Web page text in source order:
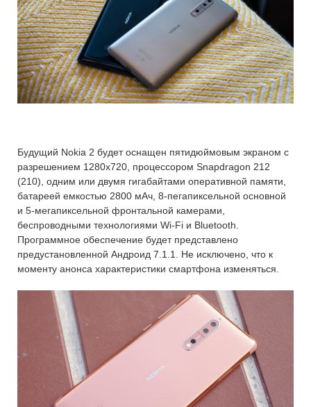
Будущий Nokia 2 будет оснащен пятидюймовым экраном с
разрешением 1280х720, процессором Snapdragon 212
(210), одним или двумя гигабайтами оперативной памяти,
батареей емкостью 2800 мАч, 8-пегапиксельной основной
и 5-мегапиксельной фронтальной камерами,
беспроводными технологиями Wi-Fi и Bluetooth.
Программное обеспечение будет представлено
предустановленной Андроид 7.1.1. Не исключено, что к
моменту анонса характеристики смартфона изменяться.